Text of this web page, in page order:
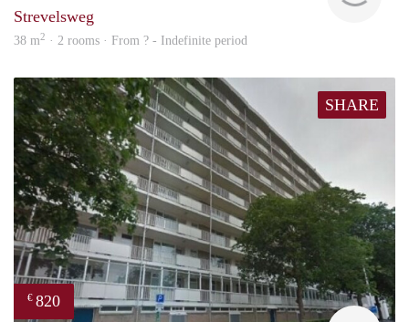
Strevelsweg
38 m2 · 2 rooms · From ? - Indefinite period
SHARE
€ 820
rent